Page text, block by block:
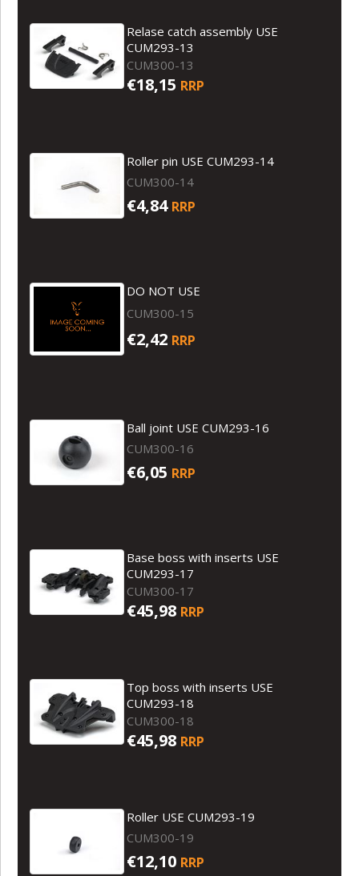
Relase catch assembly USE
CUM293-13
CUM300-13
€18,15 RRP
Roller pin USE CUM293-14
CUM300-14
€4,84 RRP
DO NOT USE
CUM300-15
€2,42 RRP
Ball joint USE CUM293-16
CUM300-16
€6,05 RRP
Base boss with inserts USE
CUM293-17
CUM300-17
€45,98 RRP
Top boss with inserts USE
CUM293-18
CUM300-18
€45,98 RRP
Roller USE CUM293-19
CUM300-19
€12,10 RRP